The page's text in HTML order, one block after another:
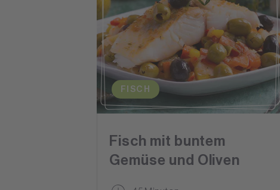
FISCH
Fisch mit buntem
Gemüse und Oliven